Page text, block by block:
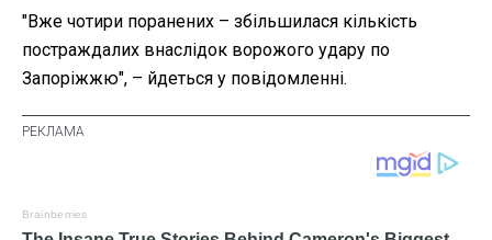
"Вже чотири поранених – збільшилася кількість
постраждалих внаслідок ворожого удару по
Запоріжжю", – йдеться у повідомленні.